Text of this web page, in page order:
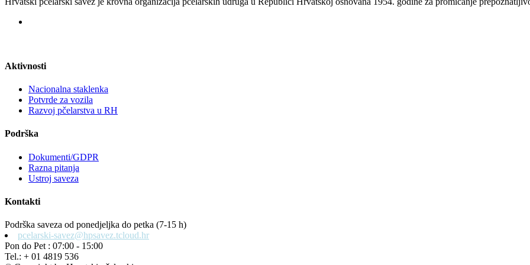
Aktivnosti
Nacionalna staklenka
Potvrde za vozila
Razvoj pčelarstva u RH
Podrška
Dokumenti/GDPR
Razna pitanja
Ustroj saveza
Kontakti
Podrška saveza od ponedjeljka do petka (7-15 h)
pcelarski-savez@hpsavez.tcloud.hr
Pon do Pet : 07:00 - 15:00
Tel.: + 01 4819 536